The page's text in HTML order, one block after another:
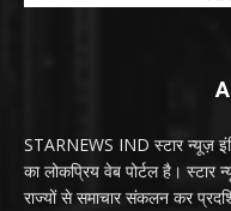
STARNEWS IND स्टार न्यूज़
का लोकप्रिय वेब पोर्टल है।
राज्यों से समाचार संकलन कर